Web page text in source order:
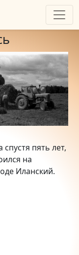
пять лет,
на
Иланский.